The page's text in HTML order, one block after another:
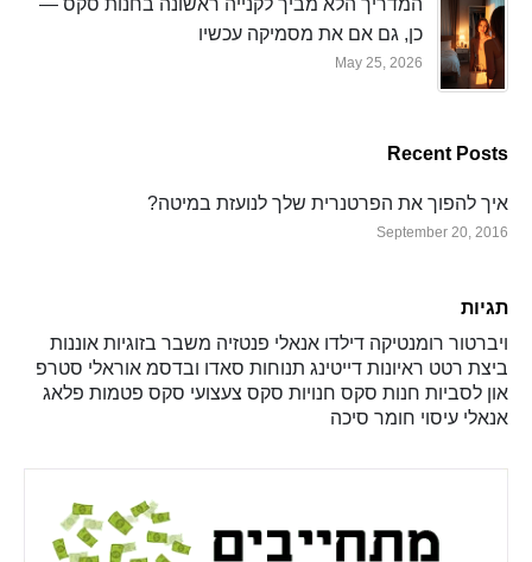
המדריך הלא מביך לקנייה ראשונה בחנות סקס —
כן, גם אם את מסמיקה עכשיו
May 25, 2026
Recent Posts
איך להפוך את הפרטנרית שלך לנועזת במיטה?
September 20, 2016
תגיות
ויברטור רומנטיקה דילדו אנאלי פנטזיה משבר בזוגיות אוננות
ביצת רטט ראיונות דייטינג תנוחות סאדו ובדסמ אוראלי סטרפ
און לסביות חנות סקס חנויות סקס צעצועי סקס פטמות פלאג
אנאלי עיסוי חומר סיכה